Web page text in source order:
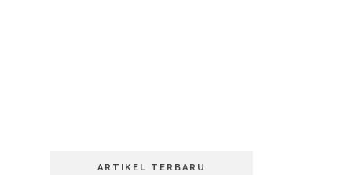
ARTIKEL TERBARU